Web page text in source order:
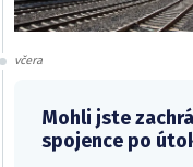
včera
Mohli jste
spojence po